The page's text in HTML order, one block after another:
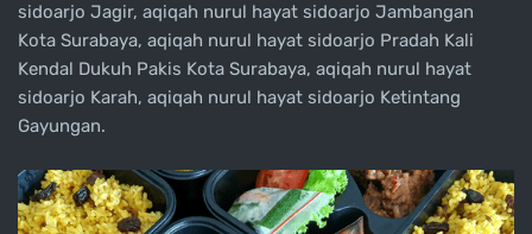
sidoarjo Jagir, aqiqah nurul hayat sidoarjo Jambangan
Kota Surabaya, aqiqah nurul hayat sidoarjo Pradah Kali
Kendal Dukuh Pakis Kota Surabaya, aqiqah nurul hayat
sidoarjo Karah, aqiqah nurul hayat sidoarjo Ketintang
Gayungan.